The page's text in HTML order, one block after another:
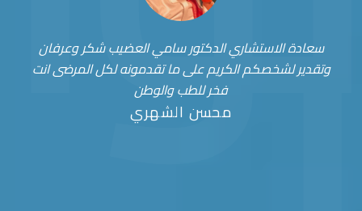
سعادة الاستشاري الدكتور سامي العضيب شكر وعرفان
وتقدير لشخصكم الكريم على ما تقدمونه لكل المرضى انت
فخر للطب والوطن
محسن الشهري